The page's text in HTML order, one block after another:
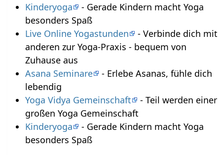
Kinderyoga
- Gerade Kindern macht Yoga
besonders Spaß
Live Online Yogastunden
- Verbinde dich mit
anderen zur Yoga-Praxis - bequem von
Zuhause aus
Asana Seminare
- Erlebe Asanas, fühle dich
lebendig
Yoga Vidya Gemeinschaft
- Teil werden einer
großen Yoga Gemeinschaft
Kinderyoga
- Gerade Kindern macht Yoga
besonders Spaß